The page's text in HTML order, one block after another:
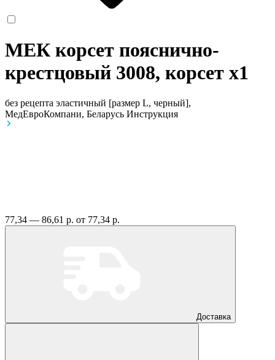
МЕК корсет пояснично-
крестцовый 3008, корсет x1
без рецепта эластичный [размер L, черный],
МедЕвроКомпани, Беларусь Инструкция
77,34 — 86,61 р. от 77,34 р.
Доставка